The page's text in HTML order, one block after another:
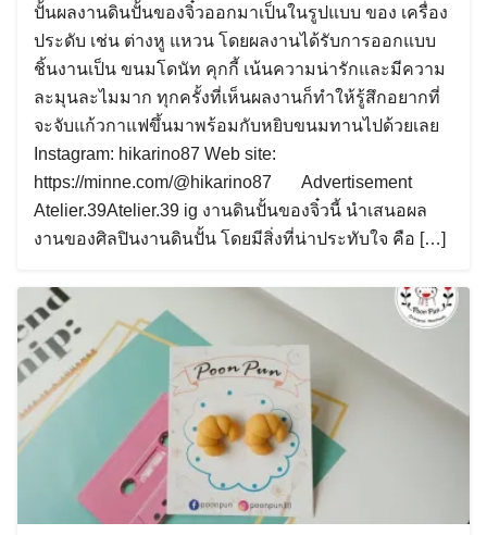
ปั้นผลงานดินปั้นของจิ๋วออกมาเป็นในรูปแบบ ของ เครื่อง
ประดับ เช่น ต่างหู แหวน โดยผลงานได้รับการออกแบบ
ชิ้นงานเป็น ขนมโดนัท คุกกี้ เน้นความน่ารักและมีความ
ละมุนละไมมาก ทุกครั้งที่เห็นผลงานก็ทำให้รู้สึกอยากที่
จะจับแก้วกาแฟขึ้นมาพร้อมกับหยิบขนมทานไปด้วยเลย
Instagram: hikarino87 Web site:
https://minne.com/@hikarino87 Advertisement
Atelier.39Atelier.39 ig งานดินปั้นของจิ๋วนี้ นำเสนอผล
งานของศิลปินงานดินปั้น โดยมีสิ่งที่น่าประทับใจ คือ […]